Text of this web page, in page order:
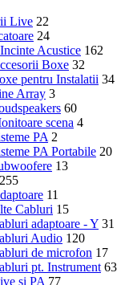
Live 22
24
Acustice 162
Boxe 32
pentru Instalatii 34
Array 3
60
scena 4
PA 2
PA Portabile 20
13
255
11
Cabluri 15
adaptoare - Y 31
Audio 120
de microfon 17
pt. Instrument 63
si PA 77